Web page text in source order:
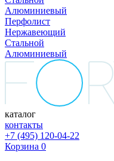
Алюминиевый
Перфолист
Нержавеющий
Стальной
Алюминиевый
каталог
контакты
+7 (495) 120-04-22
Корзина 0